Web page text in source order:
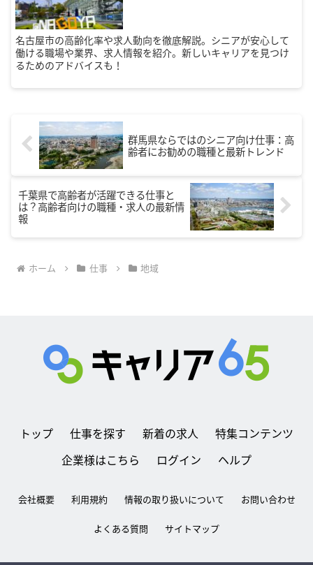
名古屋市の高齢化率や求人動向を徹底解説。シニアが安心して
働ける職場や業界、求人情報を紹介。新しいキャリアを見つけ
るためのアドバイスも！
群馬県ならではのシニア向け仕事：高
齢者にお勧めの職種と最新トレンド
千葉県で高齢者が活躍できる仕事と
は？高齢者向けの職種・求人の最新情
報
ホーム 仕事 地域
トップ 仕事を探す 新着の求人
特集コンテンツ
企業様はこちら
ログイン ヘルプ
会社概要 利用規約 情報の取り扱いについて お問い合わせ
よくある質問 サイトマップ